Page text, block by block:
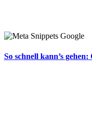
So schnell kann’s